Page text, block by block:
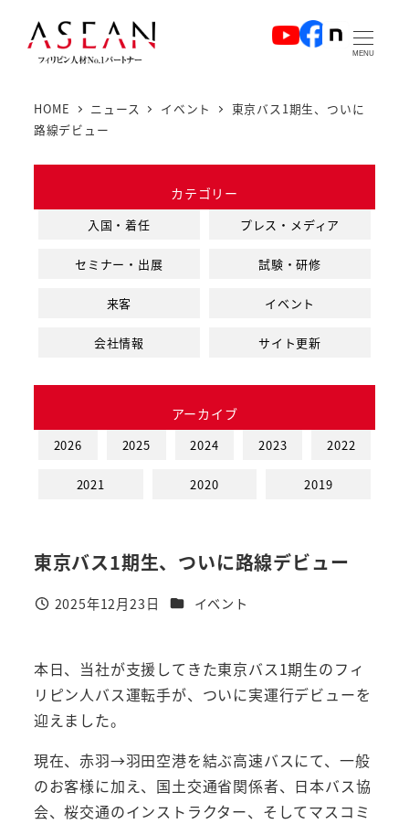
MENU
HOME ニュース イベント
東京バス1期生、ついに
路線デビュー
カテゴリー
入国・着任 プレス・メディア
セミナー・出展 試験・研修
来客 イベント
会社情報 サイト更新
アーカイブ
2026 2025 2024 2023 2022
2021 2020 2019
東京バス1期生、ついに路線デビュー
投稿日
2025年12月23日 カテゴリー
イベント
本日、当社が支援してきた東京バス1期生のフィ
リピン人バス運転手が、ついに実運行デビューを
迎えました。
現在、赤羽→羽田空港を結ぶ高速バスにて、一般
のお客様に加え、国土交通省関係者、日本バス協
会、桜交通のインストラクター、そしてマスコミ